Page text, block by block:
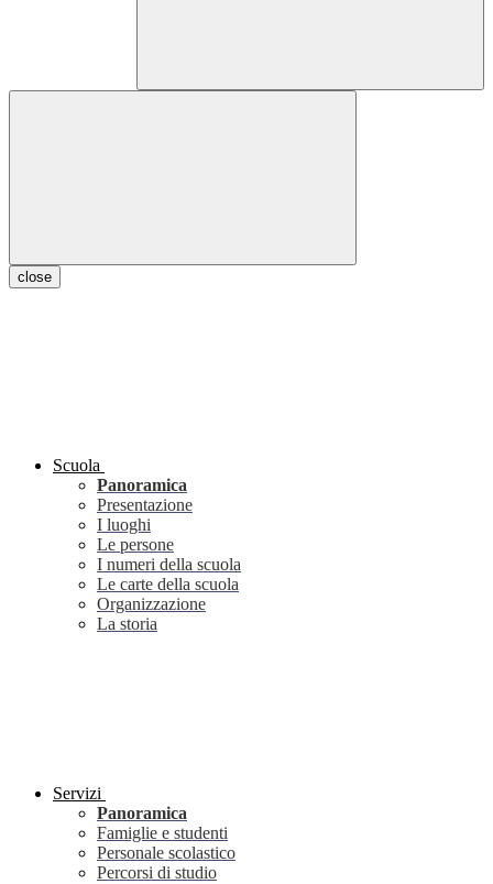
close
Scuola
Panoramica
Presentazione
I luoghi
Le persone
I numeri della scuola
Le carte della scuola
Organizzazione
La storia
Servizi
Panoramica
Famiglie e studenti
Personale scolastico
Percorsi di studio